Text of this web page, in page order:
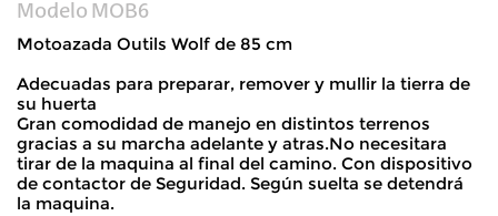
Modelo MOB6
Motoazada Outils Wolf de 85 cm
Adecuadas para preparar, remover y mullir la tierra de
su huerta
Gran comodidad de manejo en distintos terrenos
gracias a su marcha adelante y atras.No necesitara
tirar de la maquina al final del camino. Con dispositivo
de contactor de Seguridad. Según suelta se detendrá
la maquina.